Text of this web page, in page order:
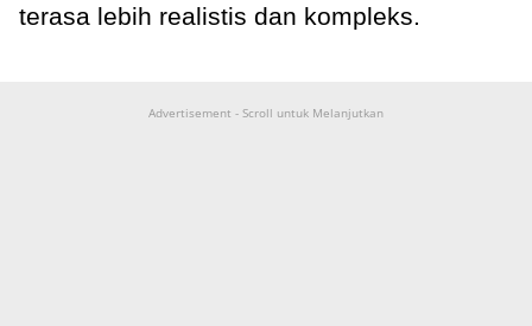
terasa lebih realistis dan kompleks.
Advertisement - Scroll untuk Melanjutkan